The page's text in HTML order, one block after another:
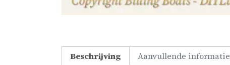
Beschrijving Aanvullende informatie